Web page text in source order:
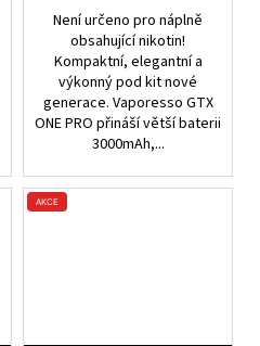
Není určeno pro náplně
obsahující nikotin!
Kompaktní, elegantní a
výkonný pod kit nové
generace. Vaporesso GTX
ONE PRO přináší větší baterii
3000mAh,...
AKCE